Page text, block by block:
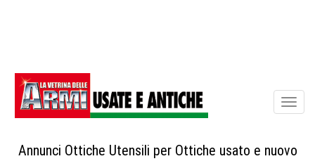
Annunci Ottiche Utensili per Ottiche usato e nuovo